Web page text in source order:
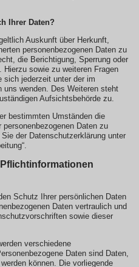
Ihrer Daten?
Auskunft über Herkunft,
personenbezogenen Daten zu
die Berichtigung, Sperrung oder
Hierzu sowie zu weiteren Fragen
sich jederzeit unter der im
uns wenden. Des Weiteren steht
Aufsichtsbehörde zu.
bestimmten Umständen die
Daten zu
der Datenschutzerklärung unter
Schutz Ihrer persönlichen Daten
Daten vertraulich und
sowie dieser
verschiedene
Daten sind Daten,
können. Die vorliegende